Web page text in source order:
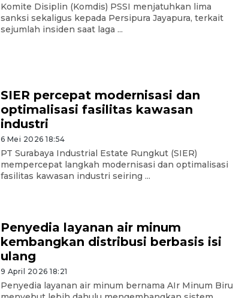
Komite Disiplin (Komdis) PSSI menjatuhkan lima
sanksi sekaligus kepada Persipura Jayapura, terkait
sejumlah insiden saat laga ...
SIER percepat modernisasi dan
optimalisasi fasilitas kawasan
industri
6 Mei 2026 18:54
PT Surabaya Industrial Estate Rungkut (SIER)
mempercepat langkah modernisasi dan optimalisasi
fasilitas kawasan industri seiring ...
Penyedia layanan air minum
kembangkan distribusi berbasis isi
ulang
9 April 2026 18:21
Penyedia layanan air minum bernama AIr Minum Biru
Kabag Keuangan DPRD
Ponorogo tersangka korupsi
5 Agustus 2026 04:35